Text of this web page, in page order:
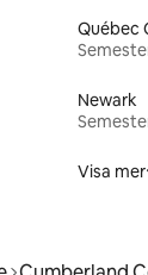
Québec
Newark
Visa mer